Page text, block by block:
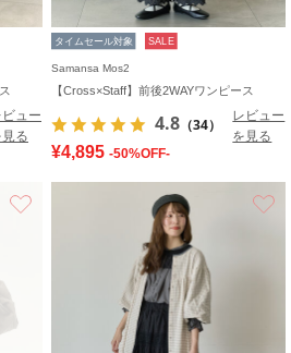
ュー
る
タイムセール対象 SALE
Samansa Mos2
【Cross×Staff】前後2WAYワンピース
4.8 （34）
レビュー
を見る
¥4,895 -50%OFF-